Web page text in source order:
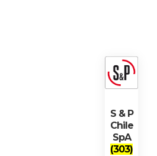
S & P
Chile
SpA
(303)